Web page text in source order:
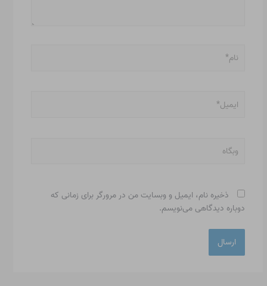
وبگاه
ذخیره نام، ایمیل و وبسایت من در مرورگر برای زمانی که
دوباره دیدگاهی می‌نویسم.